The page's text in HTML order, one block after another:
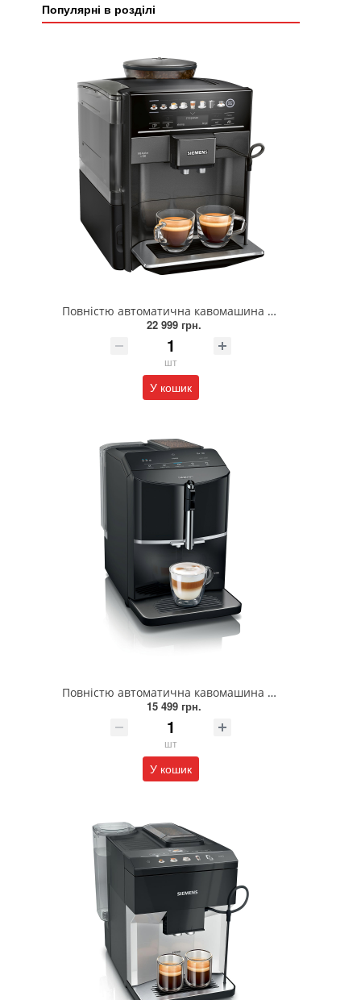
Популярні в розділі
Повністю автоматична кавомашина SIEMENS TE651319RW
22 999 грн.
шт
У кошик
Повністю автоматична кавомашина SIEMENS TF301E19
15 499 грн.
шт
У кошик